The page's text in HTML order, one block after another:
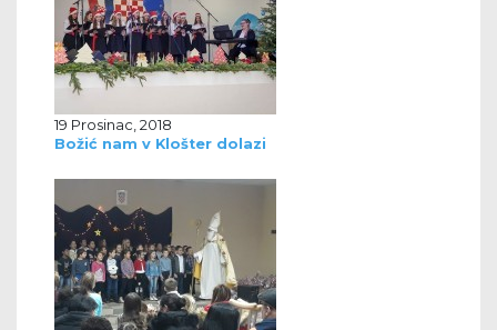
19 Prosinac, 2018
Božić nam v Klošter dolazi